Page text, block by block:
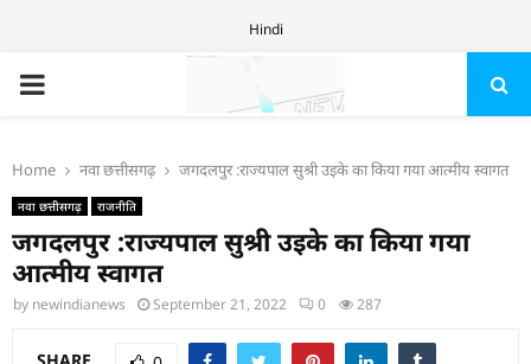
Hindi
PRIMARY
Home नवा छत्तीसगढ़ जगदलपुर :राज्यपाल सुश्री उइके का किया गया आत्मीय स्वागत
नवा छत्तीसगढ़ राजनीति
जगदलपुर :राज्यपाल सुश्री उइके का किया गया
आत्मीय स्वागत
by newindianews September 21, 2022 0 287